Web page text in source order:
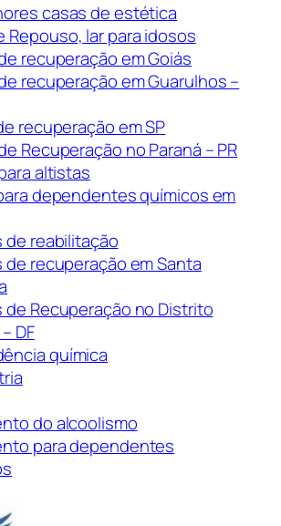
casas de estética
Repouso, lar para idosos
recuperação em Goiás
recuperação em Guarulhos –
recuperação em SP
Recuperação no Paraná – PR
altistas
dependentes químicos em
de reabilitação
de recuperação em Santa
de Recuperação no Distrito
DF
química
do alcoolismo
para dependentes